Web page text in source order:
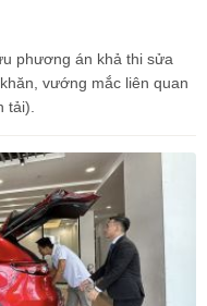
phương án khả thi sửa
vướng mắc liên quan
tải).